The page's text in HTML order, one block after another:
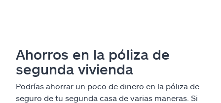
Ahorros en la póliza de
segunda vivienda
Podrías ahorrar un poco de dinero en la póliza de
seguro de tu segunda casa de varias maneras. Si